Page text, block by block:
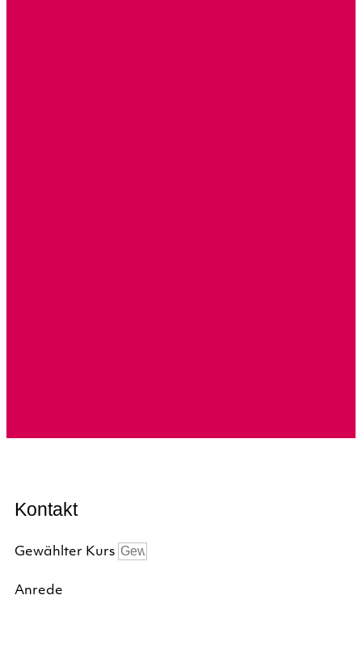
Kontakt
Gewählter Kurs
Anrede